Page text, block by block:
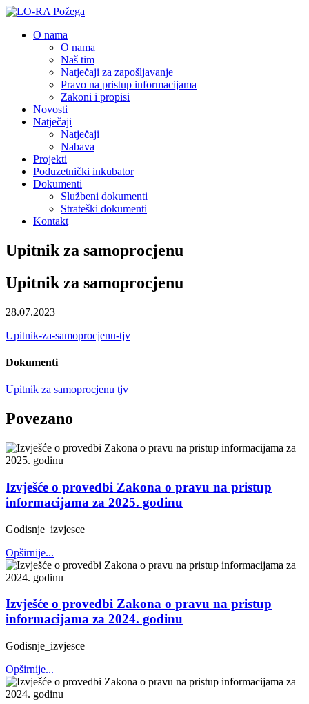
O nama
O nama
Naš tim
Natječaji za zapošljavanje
Pravo na pristup informacijama
Zakoni i propisi
Novosti
Natječaji
Natječaji
Nabava
Projekti
Poduzetnički inkubator
Dokumenti
Službeni dokumenti
Strateški dokumenti
Kontakt
Upitnik za samoprocjenu
Upitnik za samoprocjenu
28.07.2023
Upitnik-za-samoprocjenu-tjv
Dokumenti
Upitnik za samoprocjenu tjv
Povezano
Izvješće o provedbi Zakona o pravu na pristup
informacijama za 2025. godinu
Godisnje_izvjesce
Opširnije...
Izvješće o provedbi Zakona o pravu na pristup
informacijama za 2024. godinu
Godisnje_izvjesce
Opširnije...